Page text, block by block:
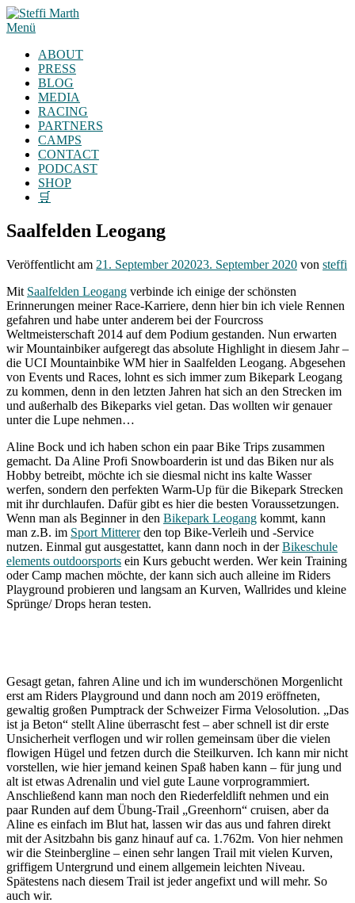
Zum
Inhalt
Menü
ABOUT
PRESS
BLOG
MEDIA
RACING
PARTNERS
CAMPS
CONTACT
PODCAST
SHOP
🛒
Saalfelden Leogang
Veröffentlicht am 21. September 202023. September 2020 von steffi
Mit Saalfelden Leogang verbinde ich einige der schönsten
Erinnerungen meiner Race-Karriere, denn hier bin ich viele Rennen
gefahren und habe unter anderem bei der Fourcross
Weltmeisterschaft 2014 auf dem Podium gestanden. Nun erwarten
wir Mountainbiker aufgeregt das absolute Highlight in diesem Jahr –
die UCI Mountainbike WM hier in Saalfelden Leogang. Abgesehen
von Events und Races, lohnt es sich immer zum Bikepark Leogang
zu kommen, denn in den letzten Jahren hat sich an den Strecken im
und außerhalb des Bikeparks viel getan. Das wollten wir genauer
unter die Lupe nehmen…
Aline Bock und ich haben schon ein paar Bike Trips zusammen
gemacht. Da Aline Profi Snowboarderin ist und das Biken nur als
Hobby betreibt, möchte ich sie diesmal nicht ins kalte Wasser
werfen, sondern den perfekten Warm-Up für die Bikepark Strecken
mit ihr durchlaufen. Dafür gibt es hier die besten Voraussetzungen.
Wenn man als Beginner in den Bikepark Leogang kommt, kann
man z.B. im Sport Mittererden top Bike-Verleih und -Service
nutzen. Einmal gut ausgestattet, kann dann noch in derBikeschule
elements outdoorsports ein Kurs gebucht werden. Wer kein Training
oder Camp machen möchte, der kann sich auch alleine im Riders
Playground probieren und langsam an Kurven, Wallrides und kleine
Sprünge/ Drops heran testen.
Gesagt getan, fahren Aline und ich im wunderschönen Morgenlicht
erst am Riders Playground und dann noch am 2019 eröffneten,
gewaltig großen Pumptrack der Schweizer Firma Velosolution. „Das
ist ja Beton“ stellt Aline überrascht fest – aber schnell ist dir erste
Unsicherheit verflogen und wir rollen gemeinsam über die vielen
flowigen Hügel und fetzen durch die Steilkurven. Ich kann mir nicht
vorstellen, wie hier jemand keinen Spaß haben kann – für jung und
alt ist etwas Adrenalin und viel gute Laune vorprogrammiert.
Anschließend kann man noch den Riederfeldlift nehmen und ein
paar Runden auf dem Übung-Trail „Greenhorn“ cruisen, aber da
Aline es einfach im Blut hat, lassen wir das aus und fahren direkt
mit der Asitzbahn bis ganz hinauf auf ca. 1.762m. Von hier nehmen
wir die Steinbergline – einen sehr langen Trail mit vielen Kurven,
griffigem Untergrund und einem allgemein leichten Niveau.
Spätestens nach diesem Trail ist jeder angefixt und will mehr. So
auch wir.